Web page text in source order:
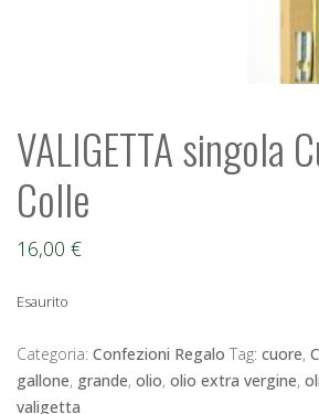
VALIGETTA singola
Colle
16,00 €
Esaurito
Categoria: Confezioni Regalo Tag: cuore,
gallone, grande, olio, olio extra vergine,
valigetta